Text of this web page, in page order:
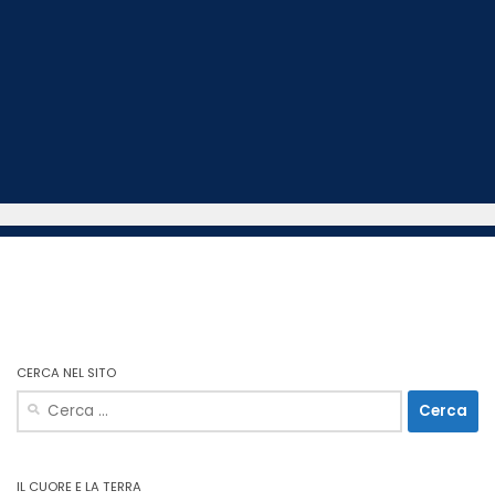
CERCA NEL SITO
Ricerca
per:
IL CUORE E LA TERRA